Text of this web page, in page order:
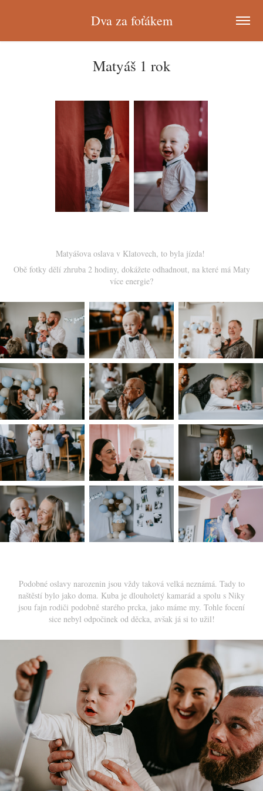
Dva za foťákem
Matyáš 1 rok
Matyášova oslava v Klatovech, to byla jízda!
Obě fotky dělí zhruba 2 hodiny, dokážete odhadnout, na které má Maty
více energie?
Podobné oslavy narozenin jsou vždy taková velká neznámá. Tady to
naštěstí bylo jako doma. Kuba je dlouholetý kamarád a spolu s Niky
jsou fajn rodiči podobně starého prcka, jako máme my. Tohle focení
sice nebyl odpočinek od děcka, avšak já si to užil!